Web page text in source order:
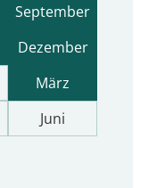
September
Dezember
März
Juni